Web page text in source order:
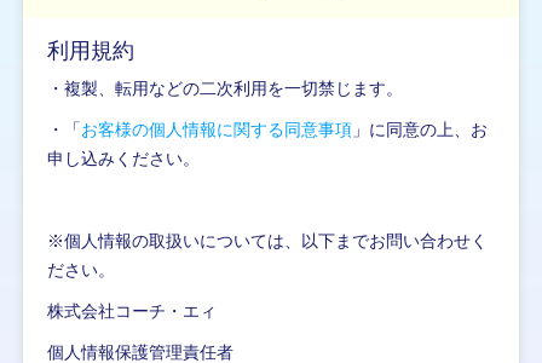
利用規約
・複製、転用などの二次利用を一切禁じます。
・「お客様の個人情報に関する同意事項」に同意の上、お
申し込みください。
※個人情報の取扱いについては、以下までお問い合わせく
ださい。
株式会社コーチ・エィ
個人情報保護管理責任者